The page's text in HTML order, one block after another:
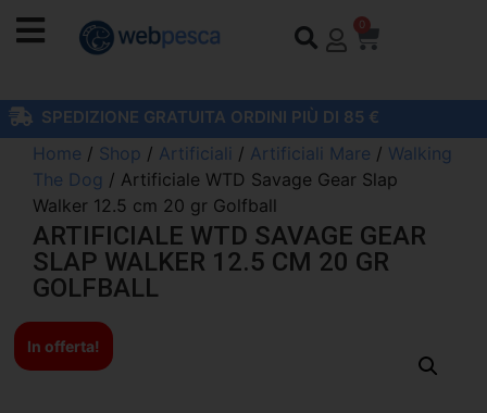
0
SPEDIZIONE GRATUITA ORDINI PIÙ DI 85 €
Home / Shop / Artificiali / Artificiali Mare / Walking
The Dog / Artificiale WTD Savage Gear Slap
Walker 12.5 cm 20 gr Golfball
ARTIFICIALE WTD SAVAGE GEAR
SLAP WALKER 12.5 CM 20 GR
GOLFBALL
In offerta!